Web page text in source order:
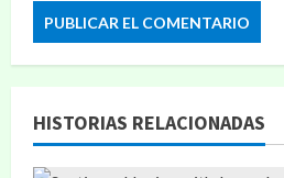
HISTORIAS RELACIONADAS